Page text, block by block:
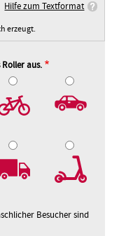
Hilfe zum Textformat
erzeugt.
aus.
Besucher sind